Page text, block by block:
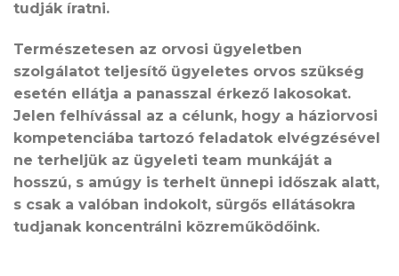
tudják íratni.
Természetesen az orvosi ügyeletben
szolgálatot teljesítő ügyeletes orvos szükség
esetén ellátja a panasszal érkező lakosokat.
Jelen felhívással az a célunk, hogy a háziorvosi
kompetenciába tartozó feladatok elvégzésével
ne terheljük az ügyeleti team munkáját a
hosszú, s amúgy is terhelt ünnepi időszak alatt,
s csak a valóban indokolt, sürgős ellátásokra
tudjanak koncentrálni közreműködőink.